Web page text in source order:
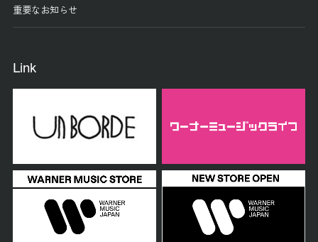
重要なお知らせ
Link